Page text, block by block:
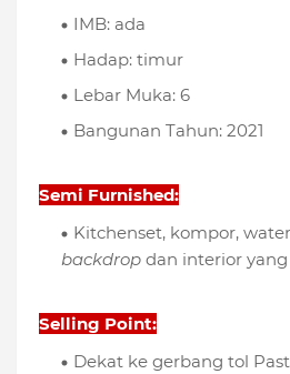
IMB: ada
Hadap: timur
Lebar Muka: 6
Bangunan Tahun: 2021
Semi Furnished:
Kitchenset, kompor,
backdrop dan interior
Selling Point:
Dekat ke gerbang tol